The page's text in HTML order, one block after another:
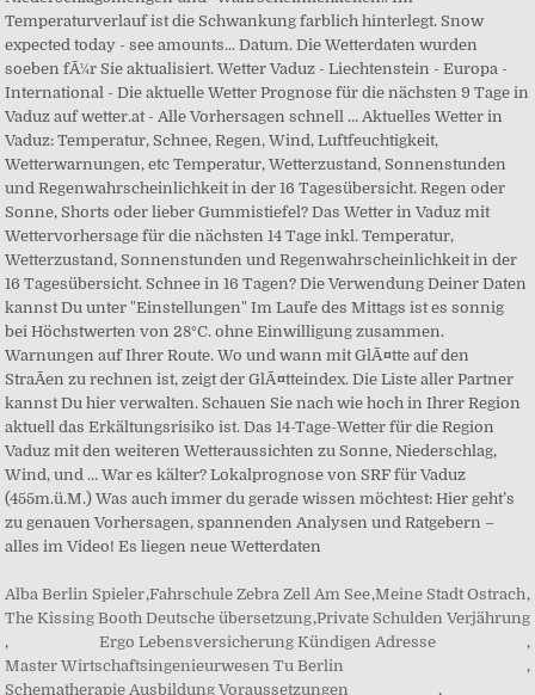
Alba Berlin Spieler,Fahrschule Zebra Zell Am See,Meine Stadt Ostrach,
The Kissing Booth Deutsche übersetzung,Private Schulden Verjährung
,
Ergo Lebensversicherung Kündigen Adresse
,
Master Wirtschaftsingenieurwesen Tu Berlin
,
Schematherapie Ausbildung Voraussetzungen
,